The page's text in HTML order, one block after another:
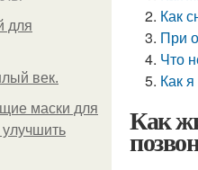
для
век.
маски для
Как
При
Что
Как
Как